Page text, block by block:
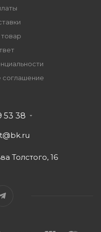
товар
соглашение
53 38
Толстого, 16